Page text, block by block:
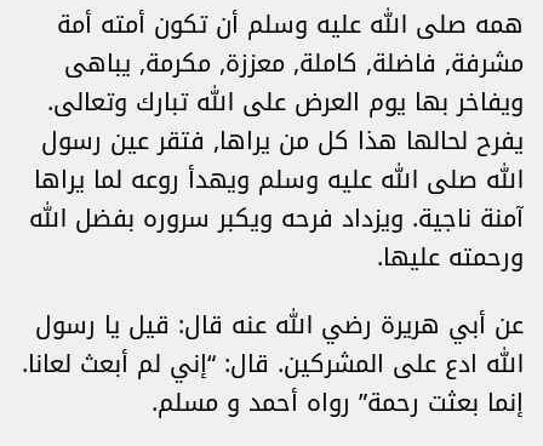
همه صلى الله عليه وسلم أن تكون أمته أمة
مشرفة, فاضلة, كاملة, معززة, مكرمة, يباهى
ويفاخر بها يوم العرض على الله تبارك وتعالى.
يفرح لحالها هذا كل من يراها, فتقر عين رسول
الله صلى الله عليه وسلم ويهدأ روعه لما يراها
آمنة ناجية. ويزداد فرحه ويكبر سروره بفضل الله
ورحمته عليها.
عن أبي هريرة رضي الله عنه قال: قيل يا رسول
الله ادع على المشركين. قال: “إني لم أبعث لعانا.
إنما بعثت رحمة” رواه أحمد و مسلم.